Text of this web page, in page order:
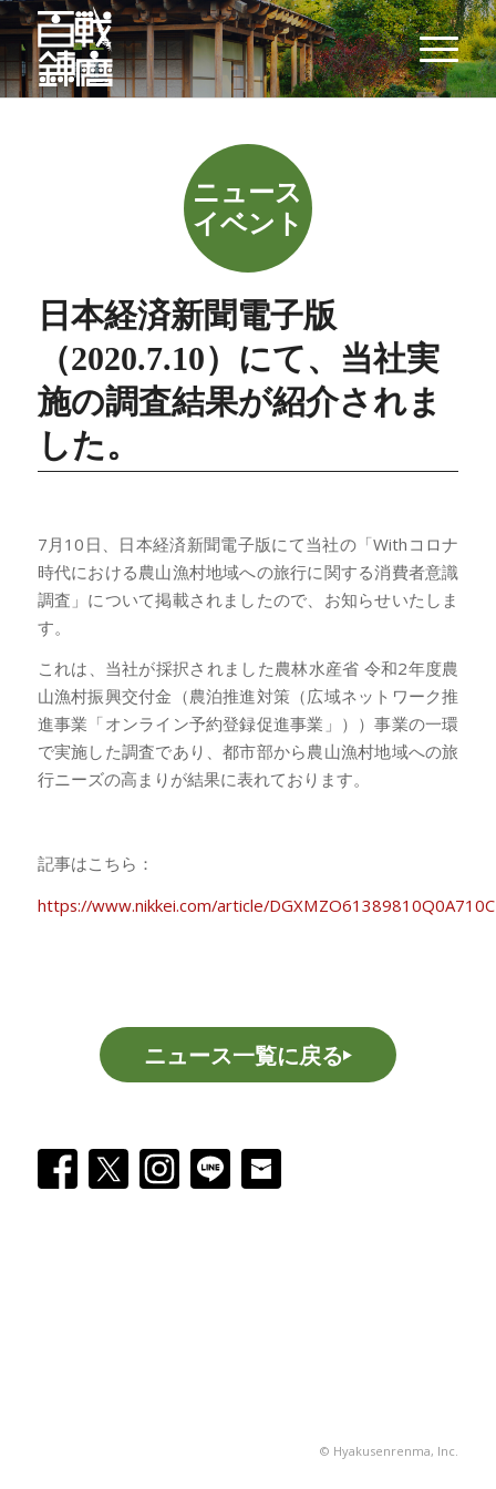
日本経済新聞電子版
（2020.7.10）にて、当社実
施の調査結果が紹介されま
した。
7月10日、日本経済新聞電子版にて当社の「Withコロナ
時代における農山漁村地域への旅行に関する消費者意識
調査」について掲載されましたので、お知らせいたしま
す。
これは、当社が採択されました農林水産省 令和2年度農
山漁村振興交付金（農泊推進対策（広域ネットワーク推
進事業「オンライン予約登録促進事業」））事業の一環
で実施した調査であり、都市部から農山漁村地域への旅
行ニーズの高まりが結果に表れております。
記事はこちら：
https://www.nikkei.com/article/
ニュース一覧に戻る
© Hyakusenrenma, Inc.